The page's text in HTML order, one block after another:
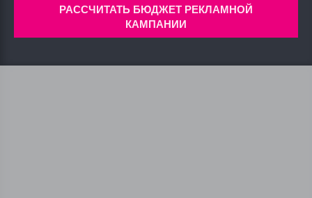
РАССЧИТАТЬ БЮДЖЕТ РЕКЛАМНОЙ
КАМПАНИИ